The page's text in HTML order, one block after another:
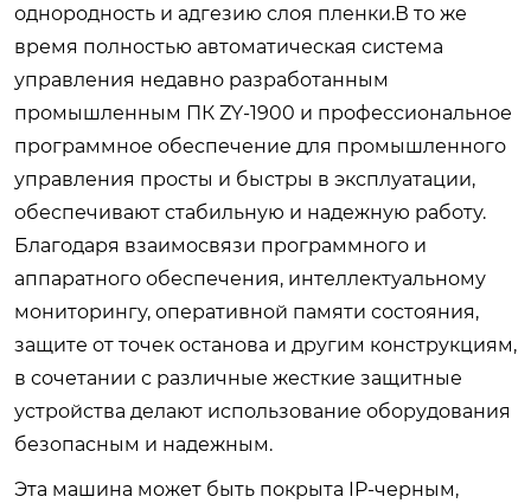
однородность и адгезию слоя пленки.В то же
время полностью автоматическая система
управления недавно разработанным
промышленным ПК ZY-1900 и профессиональное
программное обеспечение для промышленного
управления просты и быстры в эксплуатации,
обеспечивают стабильную и надежную работу.
Благодаря взаимосвязи программного и
аппаратного обеспечения, интеллектуальному
мониторингу, оперативной памяти состояния,
защите от точек останова и другим конструкциям,
в сочетании с различные жесткие защитные
устройства делают использование оборудования
безопасным и надежным.
Эта машина может быть покрыта IP-черным,